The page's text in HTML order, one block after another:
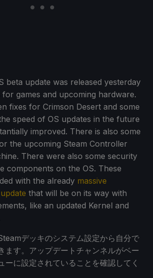
beta update was released yesterday
games and upcoming hardware.
fixes for Crimson Desert and some
speed of OS updates in the future
improved. There is also some
the upcoming Steam Controller
There were also some security
components on the OS. These
with the already massive
that will be on its way with
like an updated Kernel and
デッキのシステム設定から自分で
ます。アップデートチャンネルがベー
ーに設定されていることを確認してく